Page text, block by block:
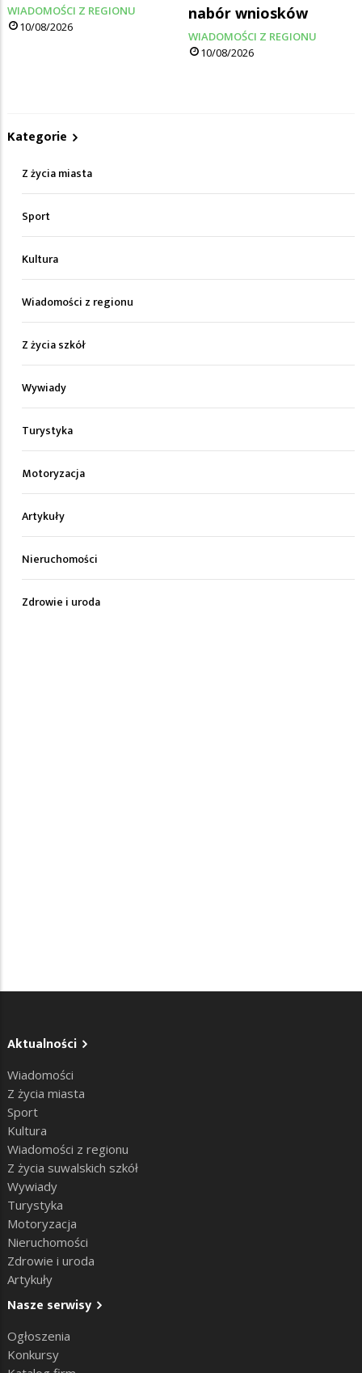
WIADOMOŚCI Z REGIONU
10/08/2026
nabór wniosków
WIADOMOŚCI Z REGIONU
10/08/2026
Kategorie
Z życia miasta
Sport
Kultura
Wiadomości z regionu
Z życia szkół
Wywiady
Turystyka
Motoryzacja
Artykuły
Nieruchomości
Zdrowie i uroda
Aktualności
Wiadomości
Z życia miasta
Sport
Kultura
Wiadomości z regionu
Z życia suwalskich szkół
Wywiady
Turystyka
Motoryzacja
Nieruchomości
Zdrowie i uroda
Artykuły
Nasze serwisy
Ogłoszenia
Konkursy